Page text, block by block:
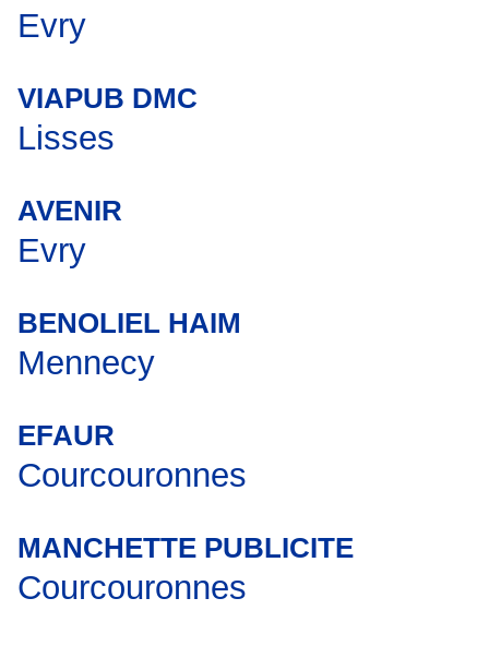
Evry
VIAPUB DMC
Lisses
AVENIR
Evry
BENOLIEL HAIM
Mennecy
EFAUR
Courcouronnes
MANCHETTE PUBLICITE
Courcouronnes